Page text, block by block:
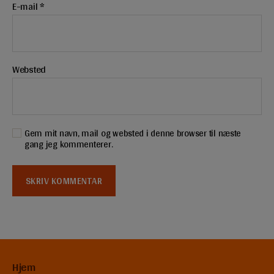
E-mail*
Websted
Gem mit navn, mail og websted i denne browser til næste
gang jeg kommenterer.
Hjem